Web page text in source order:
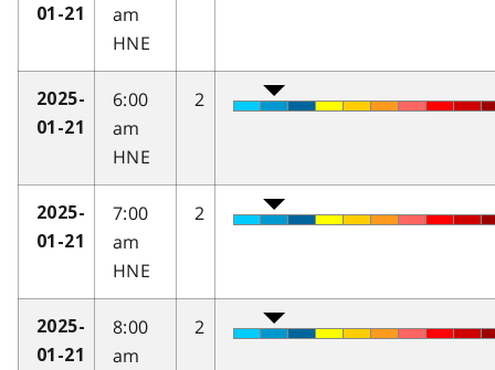
01-21
am
HNE
2025-
01-21
6:00
am
HNE
2
2025-
01-21
7:00
am
HNE
2
2025-
01-21
8:00
am
2